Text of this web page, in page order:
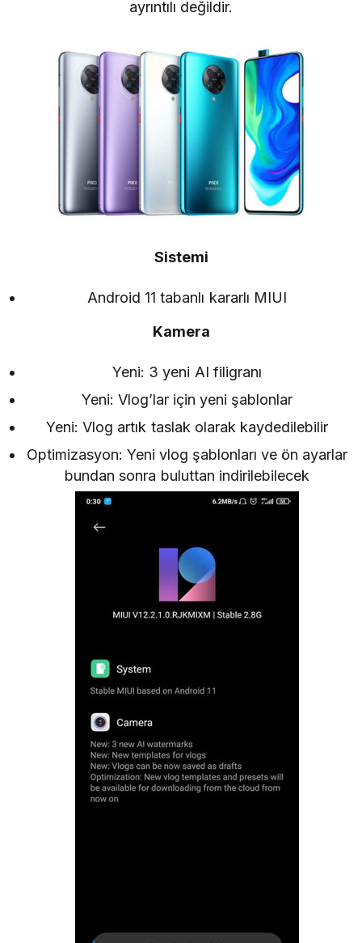
ayrıntılı değildir.
Sistemi
Android 11 tabanlı kararlı MIUI
Kamera
Yeni: 3 yeni AI filigranı
Yeni: Vlog’lar için yeni şablonlar
Yeni: Vlog artık taslak olarak kaydedilebilir
Optimizasyon: Yeni vlog şablonları ve ön ayarlar
bundan sonra buluttan indirilebilecek